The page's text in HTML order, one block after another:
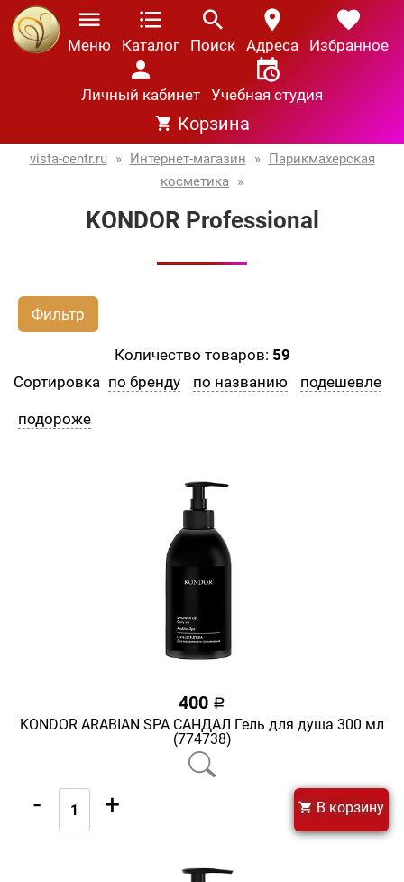
Меню Каталог Поиск Адреса Избранное
Личный кабинет Учебная студия
Корзина
vista-centr.ru » Интернет-магазин » Парикмахерская
косметика »
KONDOR Professional
Фильтр
Количество товаров: 59
Сортировка по бренду по названию подешевле
подороже
400 a
KONDOR ARABIAN SPA САНДАЛ Гель для душа 300 мл
(774738)
- + В корзину